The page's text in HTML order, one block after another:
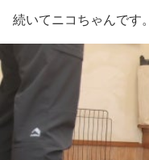
続いてニコちゃんです。